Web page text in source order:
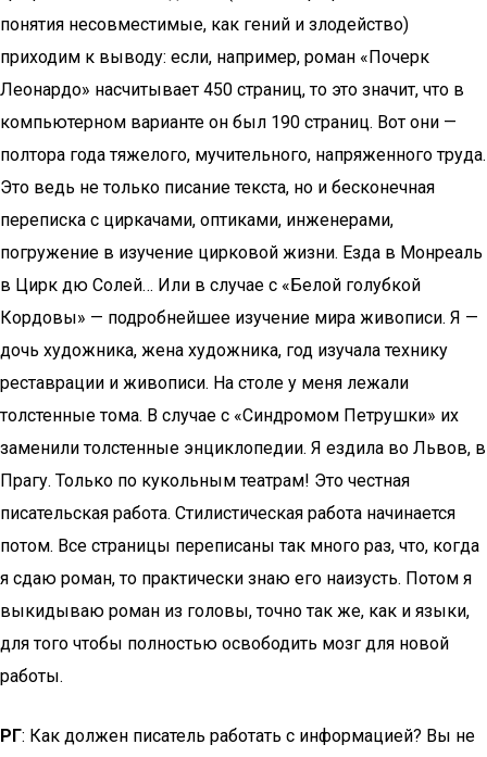
понятия несовместимые, как гений и злодейство)
приходим к выводу: если, например, роман «Почерк
Леонардо» насчитывает 450 страниц, то это значит, что в
компьютерном варианте он был 190 страниц. Вот они —
полтора года тяжелого, мучительного, напряженного труда.
Это ведь не только писание текста, но и бесконечная
переписка с циркачами, оптиками, инженерами,
погружение в изучение цирковой жизни. Езда в Монреаль
в Цирк дю Солей… Или в случае с «Белой голубкой
Кордовы» — подробнейшее изучение мира живописи. Я —
дочь художника, жена художника, год изучала технику
реставрации и живописи. На столе у меня лежали
толстенные тома. В случае с «Синдромом Петрушки» их
заменили толстенные энциклопедии. Я ездила во Львов, в
Прагу. Только по кукольным театрам! Это честная
писательская работа. Стилистическая работа начинается
потом. Все страницы переписаны так много раз, что, когда
я сдаю роман, то практически знаю его наизусть. Потом я
выкидываю роман из головы, точно так же, как и языки,
для того чтобы полностью освободить мозг для новой
работы.
РГ: Как должен писатель работать с информацией? Вы не